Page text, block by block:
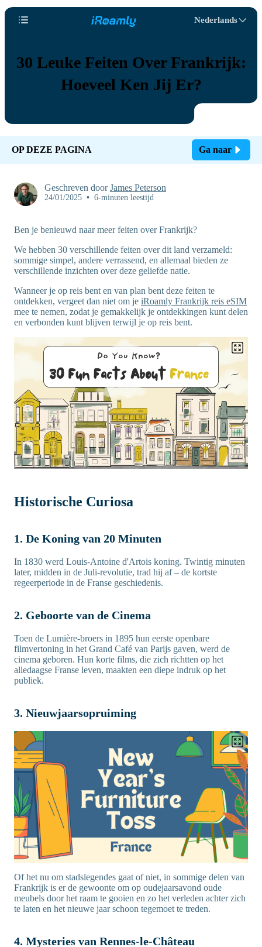
Nederlands
30 Leuke Feiten Over Frankrijk:
Hoeveel Ken Jij Er?
OP DEZE PAGINA Ga naar
Geschreven doorJames Peterson
24/01/2025 • 6-minuten leestijd
Ben je benieuwd naar meer feiten over Frankrijk?
We hebben 30 verschillende feiten over dit land verzameld:
sommige simpel, andere verrassend, en allemaal bieden ze
verschillende inzichten over deze geliefde natie.
Wanneer je op reis bent en van plan bent deze feiten te
ontdekken, vergeet dan niet om je iRoamly Frankrijk reis eSIM
mee te nemen, zodat je gemakkelijk je ontdekkingen kunt delen
en verbonden kunt blijven terwijl je op reis bent.
Historische Curiosa
1. De Koning van 20 Minuten
In 1830 werd Louis-Antoine d'Artois koning. Twintig minuten
later, midden in de Juli-revolutie, trad hij af – de kortste
regeerperiode in de Franse geschiedenis.
2. Geboorte van de Cinema
Toen de Lumière-broers in 1895 hun eerste openbare
filmvertoning in het Grand Café van Parijs gaven, werd de
cinema geboren. Hun korte films, die zich richtten op het
alledaagse Franse leven, maakten een diepe indruk op het
publiek.
3. Nieuwjaarsopruiming
Of het nu om stadslegendes gaat of niet, in sommige delen van
Frankrijk is er de gewoonte om op oudejaarsavond oude
meubels door het raam te gooien en zo het verleden achter zich
te laten en het nieuwe jaar schoon tegemoet te treden.
4. Mysteries van Rennes-le-Château